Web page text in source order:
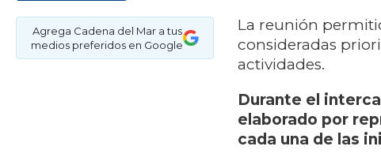
Agrega Cadena del Mar a tus
medios preferidos en Google
La reunión
consideradas
actividades.
Durante el
elaborado por
cada una de las